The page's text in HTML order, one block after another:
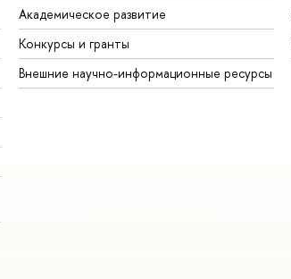
Академическое развитие
Конкурсы и гранты
Внешние научно-информационные ресурсы